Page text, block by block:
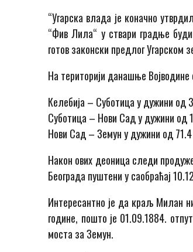
“Угарска влада је коначно
“Фив Лила“ у ствари градње
готов законски предлог Угарском
На територији данашње
Келебија – Суботица у дужини од
Суботица – Нови Сад у дужини од
Нови Сад – Земун у дужини од
Након ових деоница следи
Београда пуштени у саобраћај
Интересантно је да краљ Милан
године, пошто је 01.09.1884.
моста за Земун.